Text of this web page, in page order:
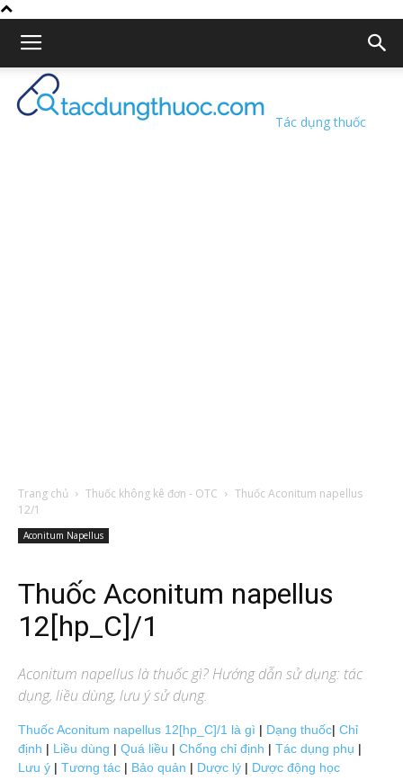
Tác dụng thuốc
Trang chủ Thuốc không kê đơn - OTC
Thuốc Aconitum napellus
12/1
Aconitum Napellus
Thuốc Aconitum napellus
12[hp_C]/1
Aconitum napellus là thuốc gì? Hướng dẫn sử dụng: tác
dụng, liều dùng, lưu ý sử dụng.
Thuốc Aconitum napellus 12[hp_C]/1 là gì | Dạng thuốc| Chỉ
định | Liều dùng | Quá liều | Chống chỉ định | Tác dụng phụ |
Lưu ý | Tương tác | Bảo quản | Dược lý | Dược động học